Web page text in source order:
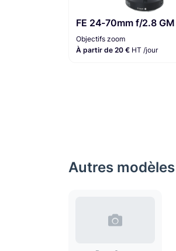
FE 24-70mm f/2.8 GM
Objectifs zoom
À partir de 20 € HT /jour
Autres